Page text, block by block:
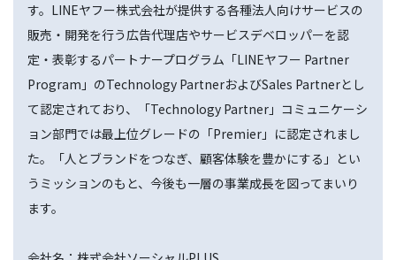
す。LINEヤフー株式会社が提供する各種法人向けサービスの
販売・開発を行う広告代理店やサービスデベロッパーを認
定・表彰するパートナープログラム「LINEヤフー Partner
Program」のTechnology PartnerおよびSales Partnerとし
て認定されており、「Technology Partner」コミュニケーシ
ョン部門では最上位グレードの「Premier」に認定されまし
た。「人とブランドをつなぎ、顧客体験を豊かにする」とい
うミッションのもと、今後も一層の事業成長を図ってまいり
ます。